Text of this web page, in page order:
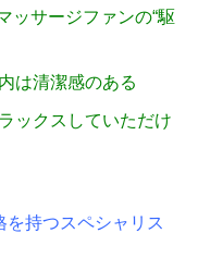
ッサージファンの“駆
は清潔感のある
ックスしていただけ
を持つスペシャリス